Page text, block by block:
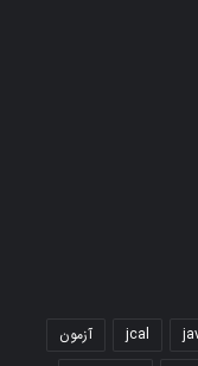
jcal
آزمون